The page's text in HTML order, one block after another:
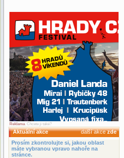
Reklama. Chcete ji také?
Aktuální akce další akcezde
Prosím zkontrolujte si, jakou oblast
máte vybranou vpravo nahoře na
stránce.